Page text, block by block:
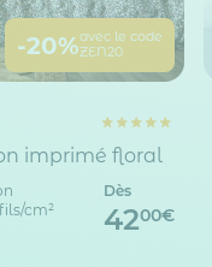
-20%avec le code
ZEN20
imprimé floral
cm²
Dès
4200€